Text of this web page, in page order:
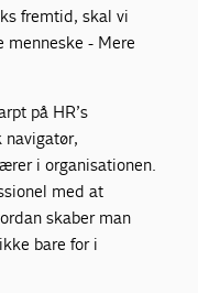
fremtid, skal vi
- Mere
på HR’s
navigatør,
i organisationen.
med at
skaber man
bare for i